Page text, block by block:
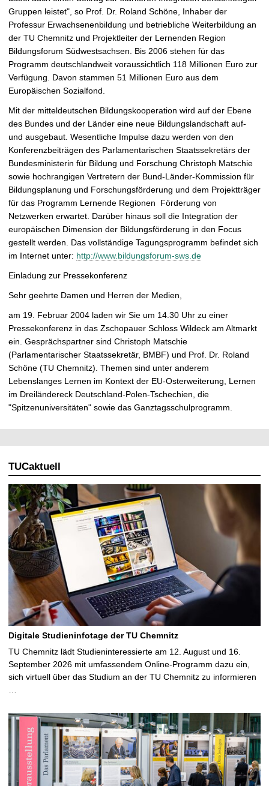
Gruppen leistet", so Prof. Dr. Roland Schöne, Inhaber der
Professur Erwachsenenbildung und betriebliche Weiterbildung an
der TU Chemnitz und Projektleiter der Lernenden Region
Bildungsforum Südwestsachsen. Bis 2006 stehen für das
Programm deutschlandweit voraussichtlich 118 Millionen Euro zur
Verfügung. Davon stammen 51 Millionen Euro aus dem
Europäischen Sozialfond.
Mit der mitteldeutschen Bildungskooperation wird auf der Ebene
des Bundes und der Länder eine neue Bildungslandschaft auf-
und ausgebaut. Wesentliche Impulse dazu werden von den
Konferenzbeiträgen des Parlamentarischen Staatssekretärs der
Bundesministerin für Bildung und Forschung Christoph Matschie
sowie hochrangigen Vertretern der Bund-Länder-Kommission für
Bildungsplanung und Forschungsförderung und dem Projektträger
für das Programm Lernende Regionen  Förderung von
Netzwerken erwartet. Darüber hinaus soll die Integration der
europäischen Dimension der Bildungsförderung in den Focus
gestellt werden. Das vollständige Tagungsprogramm befindet sich
im Internet unter: http://www.bildungsforum-sws.de
Einladung zur Pressekonferenz
Sehr geehrte Damen und Herren der Medien,
am 19. Februar 2004 laden wir Sie um 14.30 Uhr zu einer
Pressekonferenz in das Zschopauer Schloss Wildeck am Altmarkt
ein. Gesprächspartner sind Christoph Matschie
(Parlamentarischer Staatssekretär, BMBF) und Prof. Dr. Roland
Schöne (TU Chemnitz). Themen sind unter anderem
Lebenslanges Lernen im Kontext der EU-Osterweiterung, Lernen
im Dreiländereck Deutschland-Polen-Tschechien, die
"Spitzenuniversitäten" sowie das Ganztagsschulprogramm.
TUCaktuell
Digitale Studieninfotage der TU Chemnitz
TU Chemnitz lädt Studieninteressierte am 12. August und 16.
September 2026 mit umfassendem Online-Programm dazu ein,
sich virtuell über das Studium an der TU Chemnitz zu informieren